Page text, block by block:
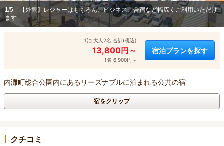
1/5
【外観】レジャーはもちろん、ビジネス、合宿など幅広くご利用いただけ
ます
1泊 大人2名 合計(税込)
13,800円～
1名 6,900円～
宿泊プランを探す
内灘町総合公園内にあるリーズナブルに泊まれる公共の宿
宿をクリップ
クチコミ